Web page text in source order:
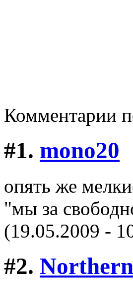
Комментарии
#1. mono20
опять же
"мы за
(19.05.2009 -
#2. Northern